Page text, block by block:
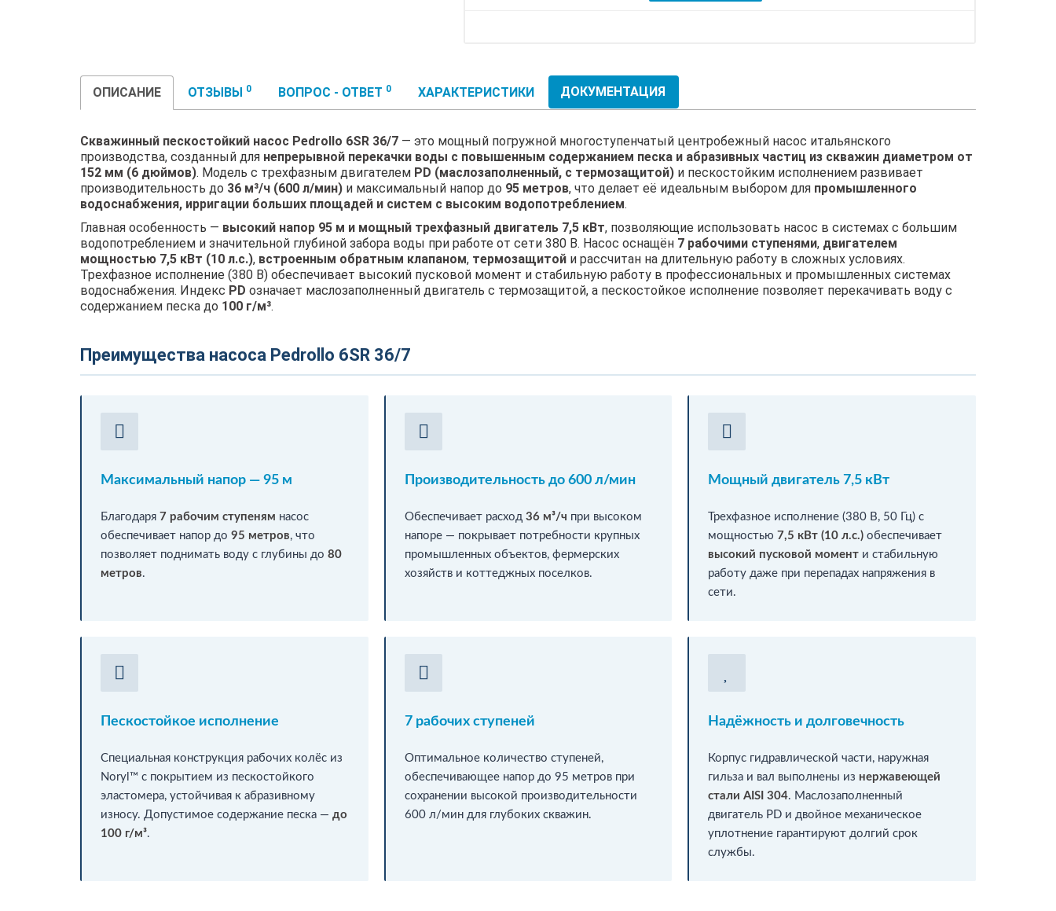
ОПИСАНИЕ ОТЗЫВЫ 0 ВОПРОС - ОТВЕТ 0 ХАРАКТЕРИСТИКИ ДОКУМЕНТАЦИЯ
Скважинный пескостойкий насос Pedrollo 6SR 36/7 — это мощный погружной многоступенчатый центробежный насос итальянского
производства, созданный для непрерывной перекачки воды с повышенным содержанием песка и абразивных частиц из скважин диаметром от
152 мм (6 дюймов). Модель с трехфазным двигателем PD (маслозаполненный, с термозащитой) и пескостойким исполнением развивает
производительность до 36 м³/ч (600 л/мин) и максимальный напор до 95 метров, что делает её идеальным выбором для промышленного
водоснабжения, ирригации больших площадей и систем с высоким водопотреблением.
Главная особенность — высокий напор 95 м и мощный трехфазный двигатель 7,5 кВт, позволяющие использовать насос в системах с большим
водопотреблением и значительной глубиной забора воды при работе от сети 380 В. Насос оснащён 7 рабочими ступенями, двигателем
мощностью 7,5 кВт (10 л.с.), встроенным обратным клапаном, термозащитой и рассчитан на длительную работу в сложных условиях.
Трехфазное исполнение (380 В) обеспечивает высокий пусковой момент и стабильную работу в профессиональных и промышленных системах
водоснабжения. Индекс PD означает маслозаполненный двигатель с термозащитой, а пескостойкое исполнение позволяет перекачивать воду с
содержанием песка до 100 г/м³.
Преимущества насоса Pedrollo 6SR 36/7
Максимальный напор — 95 м
Благодаря 7 рабочим ступеням насос
обеспечивает напор до 95 метров, что
позволяет поднимать воду с глубины до 80
метров.
Производительность до 600 л/мин
Обеспечивает расход 36 м³/ч при высоком
напоре — покрывает потребности крупных
промышленных объектов, фермерских
хозяйств и коттеджных поселков.
Мощный двигатель 7,5 кВт
Трехфазное исполнение (380 В, 50 Гц) с
мощностью 7,5 кВт (10 л.с.) обеспечивает
высокий пусковой момент и стабильную
работу даже при перепадах напряжения в
сети.
Пескостойкое исполнение
Специальная конструкция рабочих колёс из
Noryl™ с покрытием из пескостойкого
эластомера, устойчивая к абразивному
износу. Допустимое содержание песка — до
100 г/м³.
7 рабочих ступеней
Оптимальное количество ступеней,
обеспечивающее напор до 95 метров при
сохранении высокой производительности
600 л/мин для глубоких скважин.
Надёжность и долговечность
Корпус гидравлической части, наружная
гильза и вал выполнены из нержавеющей
стали AISI 304. Маслозаполненный
двигатель PD и двойное механическое
уплотнение гарантируют долгий срок
службы.